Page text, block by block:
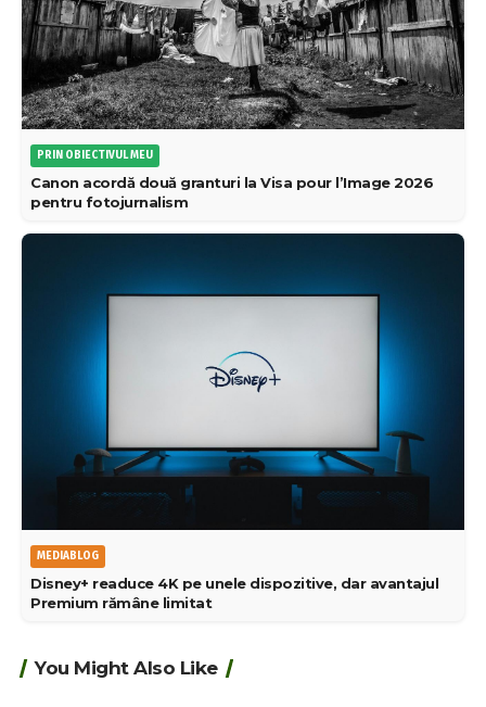
PRIN OBIECTIVUL MEU
Canon acordă două granturi la Visa pour l’Image 2026
pentru fotojurnalism
MEDIABLOG
Disney+ readuce 4K pe unele dispozitive, dar avantajul
Premium rămâne limitat
You Might Also Like